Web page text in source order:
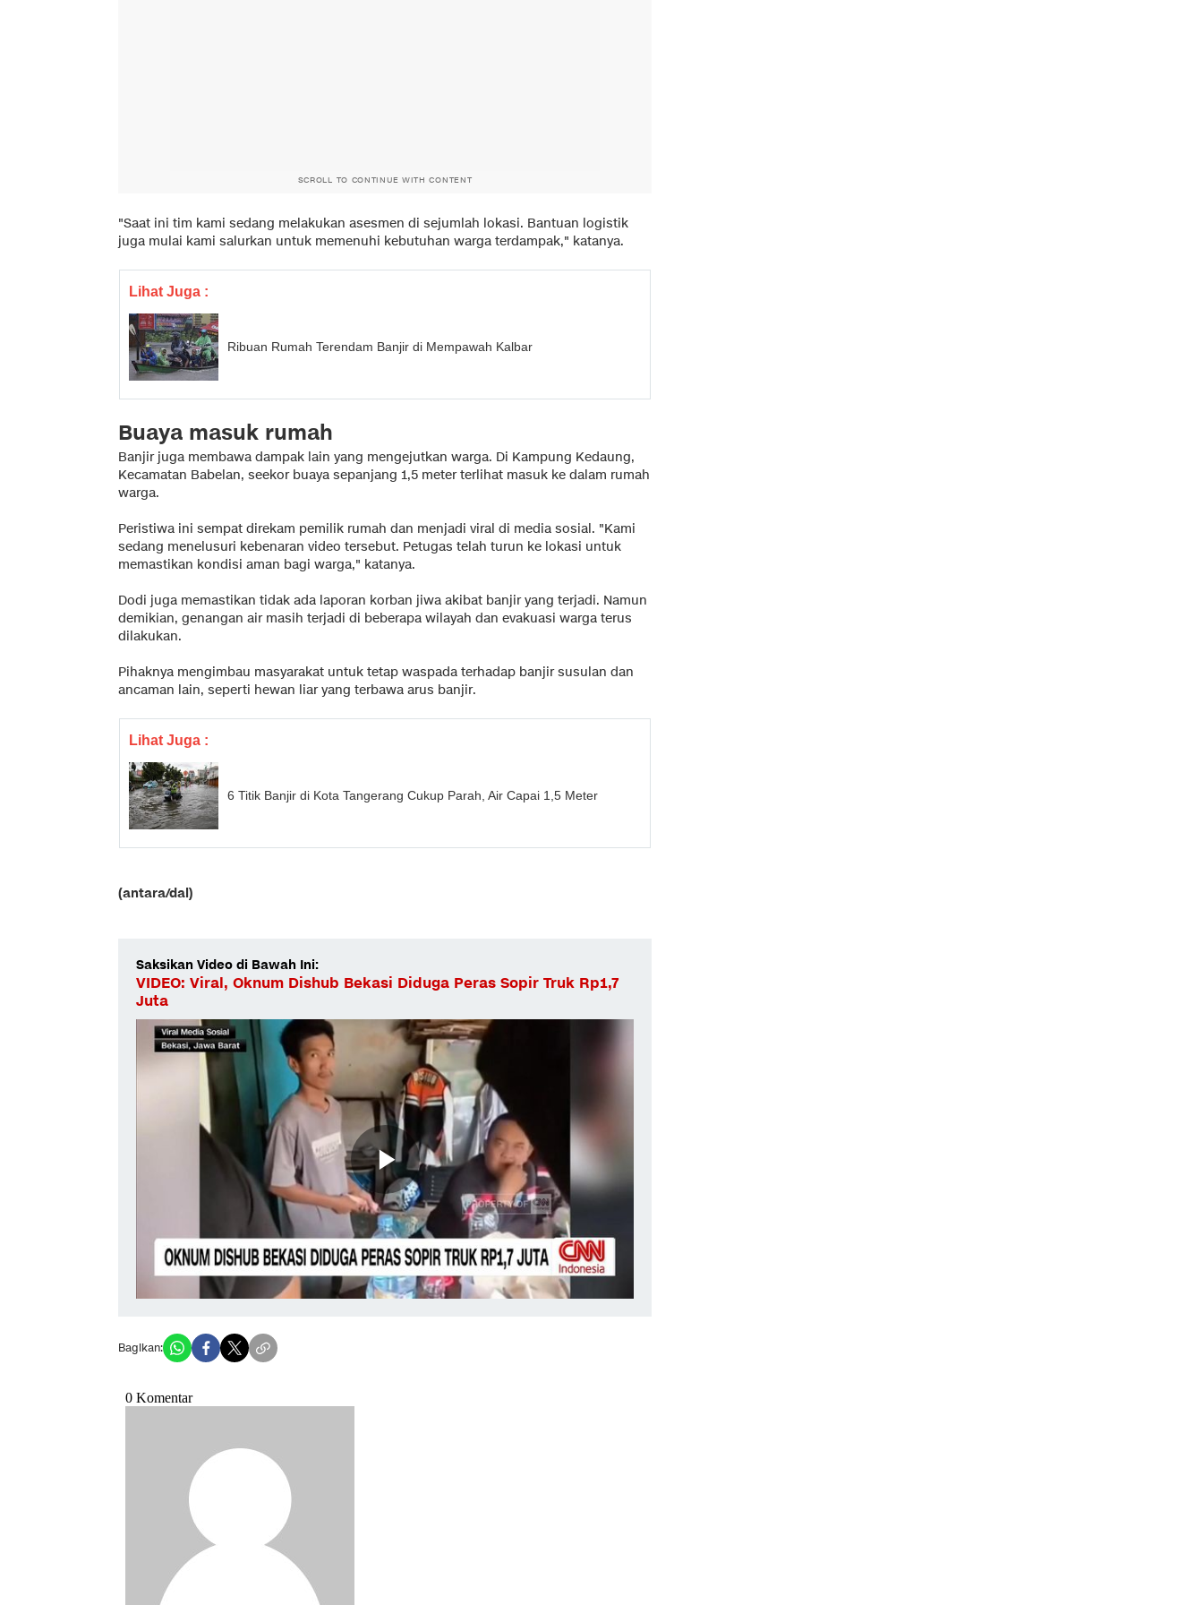
SCROLL TO CONTINUE WITH CONTENT
"Saat ini tim kami sedang melakukan asesmen di sejumlah lokasi. Bantuan logistik
juga mulai kami salurkan untuk memenuhi kebutuhan warga terdampak," katanya.
Lihat Juga :
Ribuan Rumah Terendam Banjir di Mempawah Kalbar
Buaya masuk rumah
Banjir juga membawa dampak lain yang mengejutkan warga. Di Kampung Kedaung,
Kecamatan Babelan, seekor buaya sepanjang 1,5 meter terlihat masuk ke dalam rumah
warga.
Peristiwa ini sempat direkam pemilik rumah dan menjadi viral di media sosial. "Kami
sedang menelusuri kebenaran video tersebut. Petugas telah turun ke lokasi untuk
memastikan kondisi aman bagi warga," katanya.
Dodi juga memastikan tidak ada laporan korban jiwa akibat banjir yang terjadi. Namun
demikian, genangan air masih terjadi di beberapa wilayah dan evakuasi warga terus
dilakukan.
Pihaknya mengimbau masyarakat untuk tetap waspada terhadap banjir susulan dan
ancaman lain, seperti hewan liar yang terbawa arus banjir.
Lihat Juga :
6 Titik Banjir di Kota Tangerang Cukup Parah, Air Capai 1,5 Meter
(antara/dal)
Saksikan Video di Bawah Ini:
VIDEO: Viral, Oknum Dishub Bekasi Diduga Peras Sopir Truk Rp1,7
Juta
Bagikan: